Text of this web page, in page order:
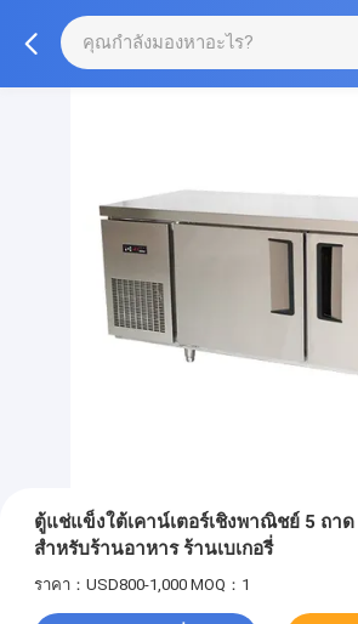
ตู้แช่แข็งใต้เคาน์เตอร์เชิงพาณิชย์ 5 ถา
สำหรับร้านอาหาร ร้านเบเกอรี่
ราคา：USD800-1,000 MOQ：1